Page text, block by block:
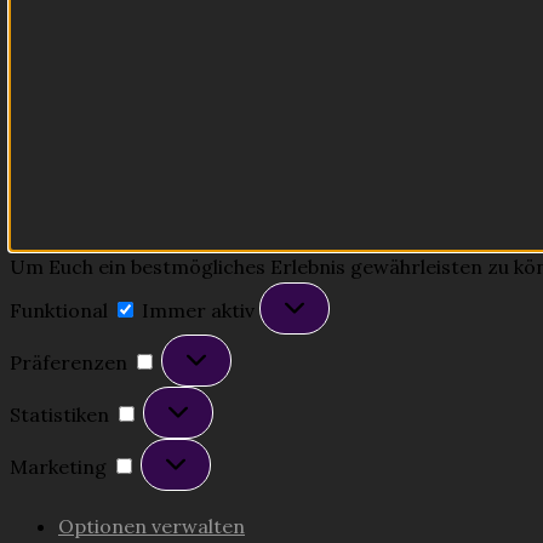
Um Euch ein bestmögliches Erlebnis gewährleisten zu
Funktional
Immer aktiv
Präferenzen
Präferenzen
Statistiken
Statistiken
Marketing
Marketing
Optionen verwalten